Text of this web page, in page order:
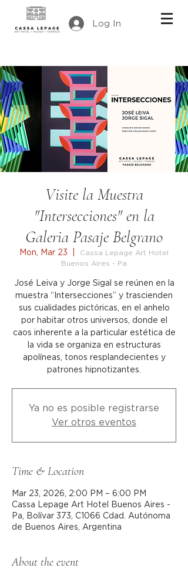
Log In
Visite la Muestra
"Intersecciones" en la
Galeria Pasaje Belgrano
Mon, Mar 23
Cassa Lepage Art Hotel
Buenos Aires - Pa
José Leiva y Jorge Sigal se reúnen en la
muestra “Intersecciones” y trascienden
sus cualidades pictóricas, en el anhelo
por habitar otros universos, donde el
caos inherente a la particular estética de
la vida se organiza en estructuras
apolíneas, tonos resplandecientes y
patrones hipnotizantes.
Ya no es posible registrarse
Ver otros eventos
Time & Location
Mar 23, 2026, 2:00 PM – 6:00 PM
Cassa Lepage Art Hotel Buenos Aires -
Pa, Bolívar 373, C1066 Cdad. Autónoma
de Buenos Aires, Argentina
About the event